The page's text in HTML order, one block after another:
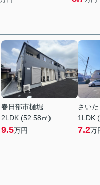
春日部市樋堀
2LDK (52.58㎡)
9.5万円
さい
1LDK
7.2万